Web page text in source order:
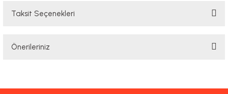
Taksit Seçenekleri
Önerileriniz
yetersiz gördüğünüz noktaları öneri formunu kullanarak tarafımıza